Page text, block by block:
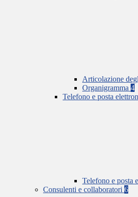
Articolazione
Organigramma 4
Telefono e posta
Telefono e posta
Consulenti e collaboratori 6